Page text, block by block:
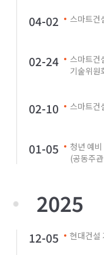
04-02 스마트건
02-24
스마트건
기술위원
02-10 스마트건
01-05
청년 예
(공동주
2025
12-05 현대건설